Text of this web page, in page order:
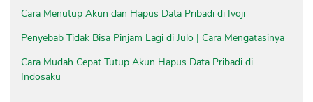
Cara Menutup Akun dan Hapus Data Pribadi di Ivoji
Penyebab Tidak Bisa Pinjam Lagi di Julo | Cara Mengatasinya
Cara Mudah Cepat Tutup Akun Hapus Data Pribadi di
Indosaku